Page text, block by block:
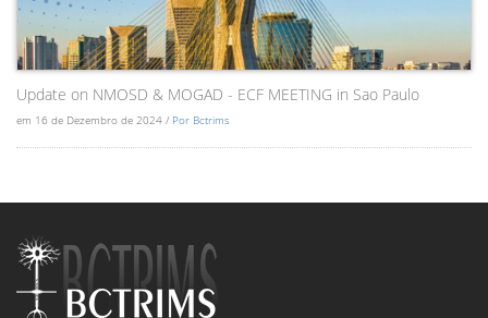
Update on NMOSD & MOGAD - ECF MEETING in Sao Paulo
em 16 de Dezembro de 2024 / Por Bctrims